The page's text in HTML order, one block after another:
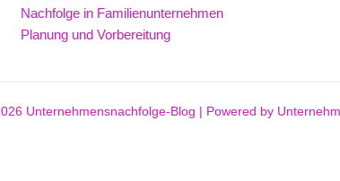
Nachfolge in Familienunternehmen
Planung und Vorbereitung
Unternehmensnachfolge-Blog | Powered by